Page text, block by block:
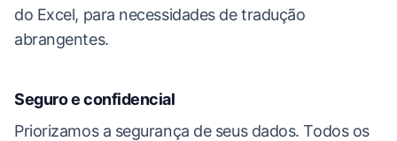
do Excel, para necessidades de tradução
abrangentes.
Seguro e confidencial
Priorizamos a segurança de seus dados. Todos os